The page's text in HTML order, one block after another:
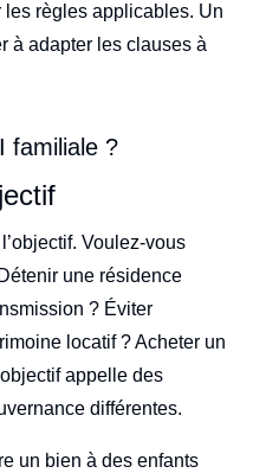
règles applicables. Un
à adapter les clauses à
familiale ?
Voulez-vous
une résidence
? Éviter
locatif ? Acheter un
appelle des
différentes.
un bien à des enfants